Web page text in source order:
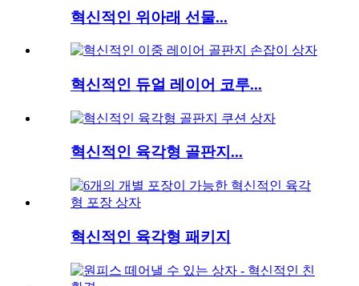
혁신적인 위아래 선물...
혁신적인 듀얼 레이어 코루...
혁신적인 육각형 골판지...
혁신적인 육각형 패키지